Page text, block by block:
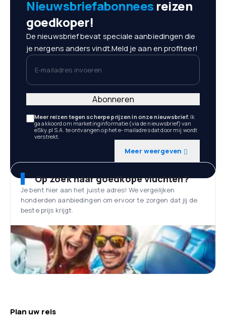
Nieuwsbriefabonnees reizen
goedkoper!
De nieuwsbrief bevat speciale aanbiedingen die
je nergens anders vindt.Meld je aan en profiteer!
E-mailadres invoeren
Meer reizen tegen scherpe prijzen in onze nieuwsbrief. Ik
ga akkoord om marketinginformatie (via de nieuwsbrief) van
eSky.pl S.A. te ontvangen op het e-mailadres dat door mij wordt
verstrekt.
Meer weergeven
Abonneren
Op zoek naar goedkope vluchten?
Je bent hier aan het juiste adres! We vergelijken
honderden aanbiedingen om ervoor te zorgen dat jij de
beste prijs krijgt.
Plan uw reis